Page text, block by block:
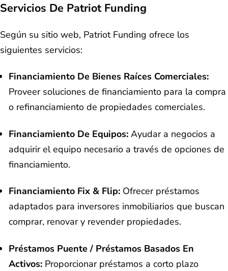
Servicios De Patriot Funding
Según su sitio web, Patriot Funding ofrece los
siguientes servicios:
Financiamiento De Bienes Raíces Comerciales:
Proveer soluciones de financiamiento para la compra
o refinanciamiento de propiedades comerciales.
Financiamiento De Equipos: Ayudar a negocios a
adquirir el equipo necesario a través de opciones de
financiamiento.
Financiamiento Fix & Flip: Ofrecer préstamos
adaptados para inversores inmobiliarios que buscan
comprar, renovar y revender propiedades.
Préstamos Puente / Préstamos Basados En
Activos: Proporcionar préstamos a corto plazo